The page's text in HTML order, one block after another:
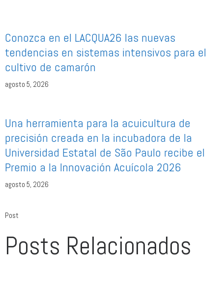
Conozca en el LACQUA26 las nuevas
tendencias en sistemas intensivos para el
cultivo de camarón
agosto 5, 2026
Una herramienta para la acuicultura de
precisión creada en la incubadora de la
Universidad Estatal de São Paulo recibe el
Premio a la Innovación Acuícola 2026
agosto 5, 2026
Post
Posts Relacionados